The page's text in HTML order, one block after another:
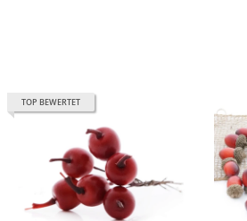
TOP BEWERTET